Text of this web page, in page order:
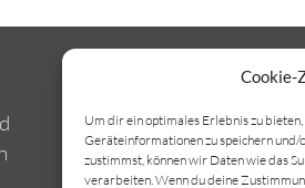
Cookie-
Um dir ein optimales Erlebnis zu
Geräteinformationen zu speichern und/
zustimmst, können wir Daten wie das
verarbeiten. Wenn du deine
Kontakt